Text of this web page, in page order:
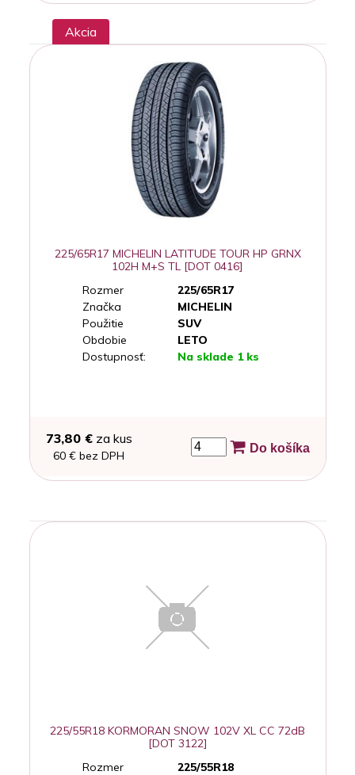
Akcia
225/65R17 MICHELIN LATITUDE TOUR HP GRNX
102H M+S TL [DOT 0416]
Rozmer
225/65R17
Značka
MICHELIN
Použitie
SUV
Obdobie
LETO
Dostupnosť:
Na sklade 1 ks
73,80 €za kus
60 € bez DPH
Do košíka
225/55R18 KORMORAN SNOW 102V XL CC 72dB
[DOT 3122]
Rozmer
225/55R18